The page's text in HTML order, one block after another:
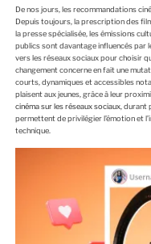
De nos jours, les recommandations
Depuis toujours, la prescription des
la presse spécialisée, les émissions
publics sont davantage influencés par
vers les réseaux sociaux pour choisir
changement concerne en fait une
courts, dynamiques et accessibles
plaisent aux jeunes, grâce à leur
cinéma sur les réseaux sociaux, durant
permettent de privilégier l’émotion et
technique.